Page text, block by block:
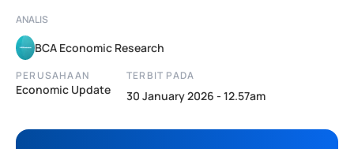
ANALIS
BCA Economic Research
PERUSAHAAN
Economic Update
TERBIT PADA
30 January 2026 - 12.57am